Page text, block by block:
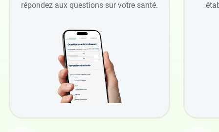
répondez aux questions sur votre santé.